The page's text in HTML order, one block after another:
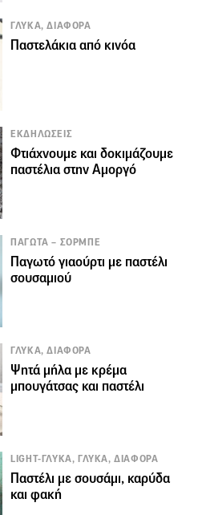
ΓΛΥΚΑ, ΔΙΑΦΟΡΑ
Παστελάκια από κινόα
ΕΚΔΗΛΩΣΕΙΣ
Φτιάχνουμε και δοκιμάζουμε
παστέλια στην Αμοργό
ΠΑΓΩΤΑ – ΣΟΡΜΠΕ
Παγωτό γιαούρτι με παστέλι
σουσαμιού
ΓΛΥΚΑ, ΔΙΑΦΟΡΑ
Ψητά μήλα με κρέμα
μπουγάτσας και παστέλι
LIGHT-ΓΛΥΚΑ, ΓΛΥΚΑ, ΔΙΑΦΟΡΑ
Παστέλι με σουσάμι, καρύδα
και φακή